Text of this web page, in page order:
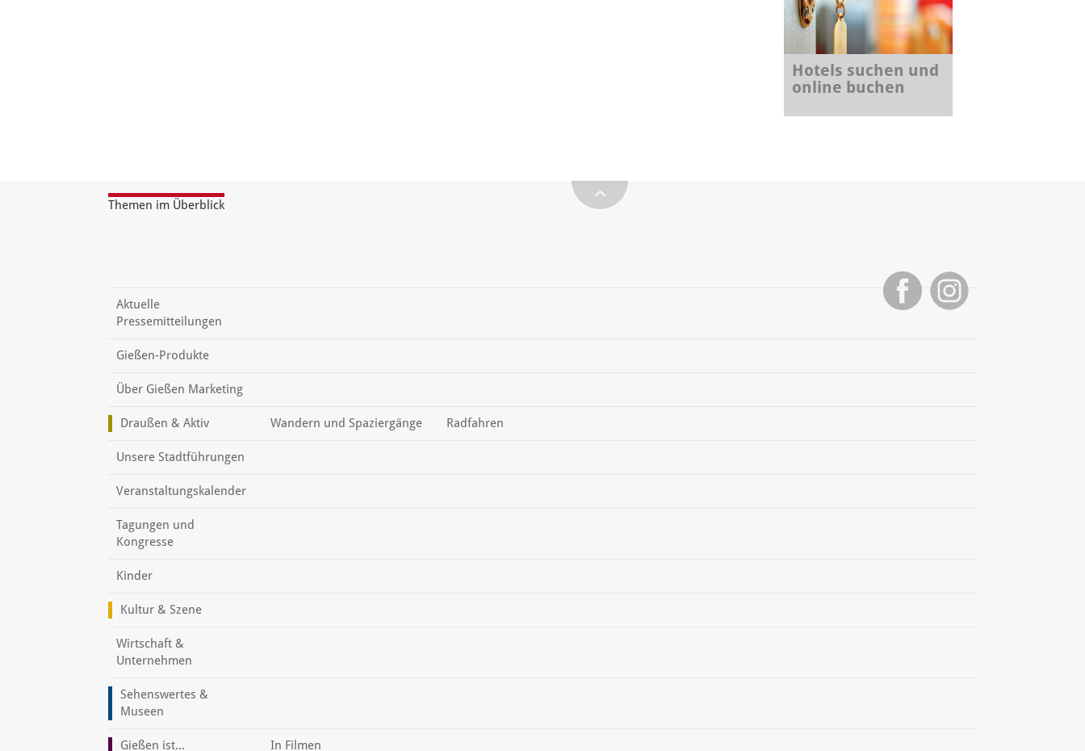
Hotels suchen und
online buchen
Themen im Überblick
Aktuelle
Pressemitteilungen
Gießen-Produkte
Über Gießen Marketing
Draußen & Aktiv Wandern und Spaziergänge Radfahren
Unsere Stadtführungen
Veranstaltungskalender
Tagungen und
Kongresse
Kinder
Kultur & Szene
Wirtschaft &
Unternehmen
Sehenswertes &
Museen
Gießen ist... In Filmen